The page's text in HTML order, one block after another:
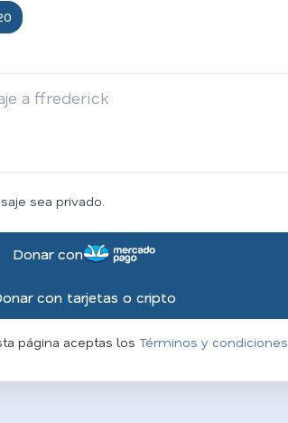
sea privado.
Donar con
con tarjetas o cripto
página aceptas los Términos y condiciones